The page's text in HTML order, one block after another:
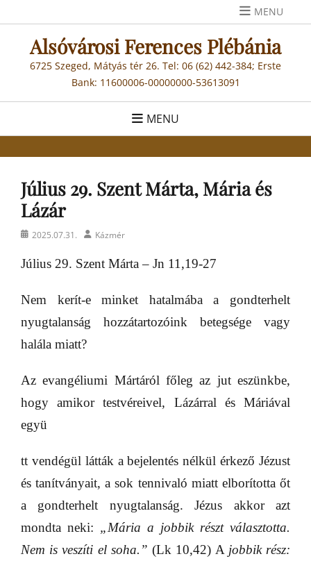
to
content
MENU
Alsóvárosi Ferences Plébánia
6725 Szeged, Mátyás tér 26. Tel: 06 (62) 442-384; Erste
Bank: 11600006-00000000-53613091
MENU
Július 29. Szent Márta, Mária és
Lázár
Posted2025.07.31. AuthorKázmér
Július 29. Szent Márta – Jn 11,19-27
Nem kerít-e minket hatalmába a gondterhelt
nyugtalanság hozzátartozóink betegsége vagy
halála miatt?
Az evangéliumi Mártáról főleg az jut eszünkbe,
hogy amikor testvéreivel, Lázárral és Máriával
együ
tt vendégül látták a bejelentés nélkül érkező Jézust
és tanítványait, a sok tennivaló miatt elborította őt
a gondterhelt nyugtalanság. Jézus akkor azt
mondta neki: „Mária a jobbik részt választotta.
Nem is veszíti el soha.” (Lk 10,42) A jobbik rész: